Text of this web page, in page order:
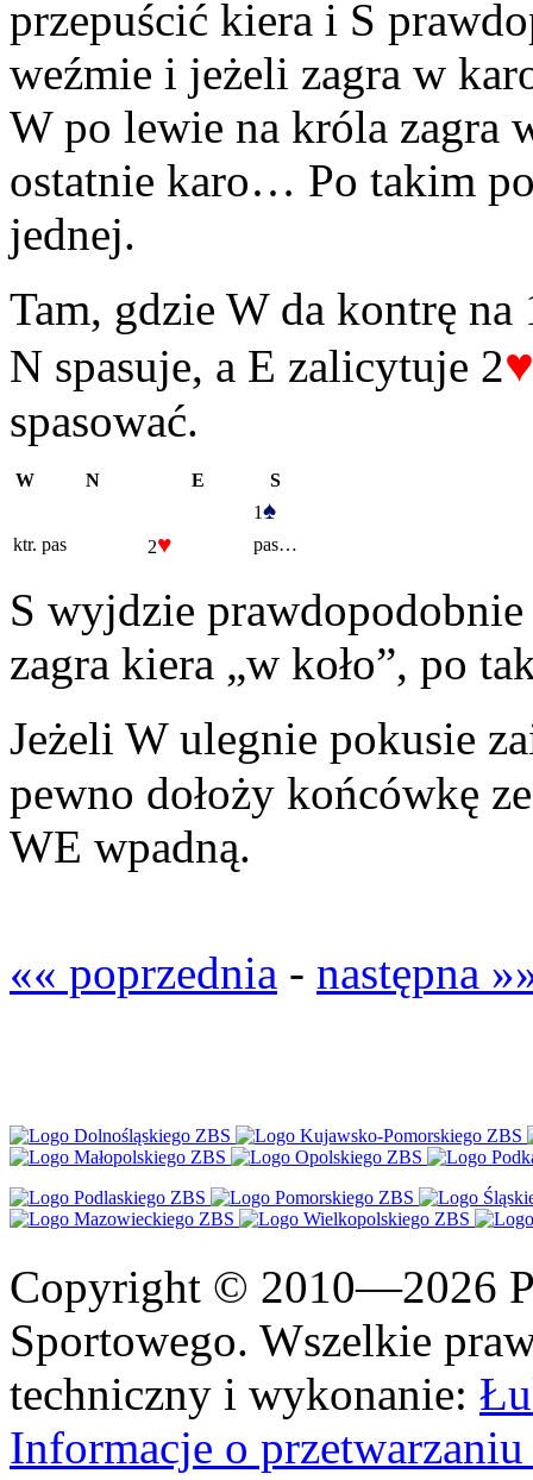
przepuścić kiera i S
weźmie i jeżeli zagra w
W po lewie na króla zagra
ostatnie karo… Po takim
jednej.
Tam, gdzie W da kontrę na
N spasuje, a E zalicytuje 2♥
spasować.
W N E
S
1♠
ktr. pas 2♥ pas…
S wyjdzie
zagra kiera „w koło”, po
Jeżeli W ulegnie pokusie
pewno dołoży końcówkę
WE wpadną.
«« poprzednia - następna
Copyright © 2010—2026
Sportowego. Wszelkie
techniczny i wykonanie:
Informacje o